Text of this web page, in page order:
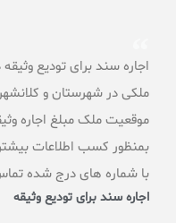
اجاره سند برای تودیع
ملکی در شهرستان و
بمنظور کسب اطلاعات
با شماره های درج شده
اجاره سند برای تودیع وثیقه